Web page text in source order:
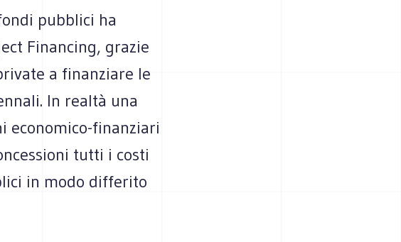
pubblici ha
Financing, grazie
a finanziare le
In realtà una
economico-finanziari
tutti i costi
in modo differito